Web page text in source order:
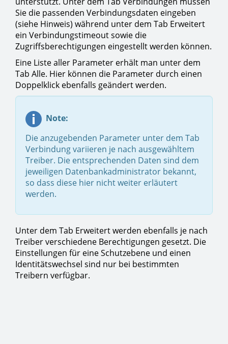
Sie die passenden Verbindungsdaten eingeben
(siehe Hinweis) während unter dem Tab Erweitert
ein Verbindungstimeout sowie die
Zugriffsberechtigungen eingestellt werden können.
Eine Liste aller Parameter erhält man unter dem
Tab Alle. Hier können die Parameter durch einen
Doppelklick ebenfalls geändert werden.
Note:
Die anzugebenden Parameter unter dem Tab
Verbindung variieren je nach ausgewähltem
Treiber. Die entsprechenden Daten sind dem
jeweiligen Datenbankadministrator bekannt,
so dass diese hier nicht weiter erläutert
werden.
Unter dem Tab Erweitert werden ebenfalls je nach
Treiber verschiedene Berechtigungen gesetzt. Die
Einstellungen für eine Schutzebene und einen
Identitätswechsel sind nur bei bestimmten
Treibern verfügbar.